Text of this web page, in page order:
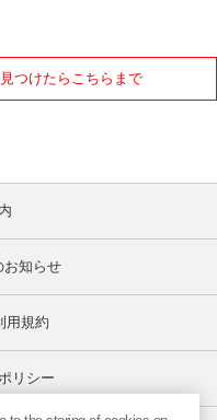
つけたらこちらまで
12月
3月
お知らせ
用規約
リシー